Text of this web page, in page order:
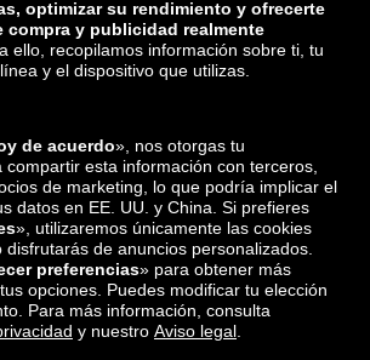
zalando-lounge.hr
zalando-lounge.ee
zalando-lounge.no